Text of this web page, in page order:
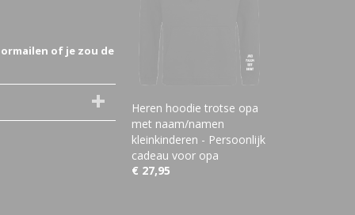
of je zou de
Heren hoodie trotse opa
met naam/namen
kleinkinderen - Persoonlijk
cadeau voor opa
€ 27,95